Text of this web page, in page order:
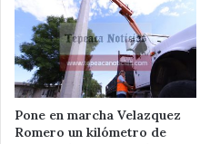
Pone en marcha Velazquez
Romero un kilómetro de